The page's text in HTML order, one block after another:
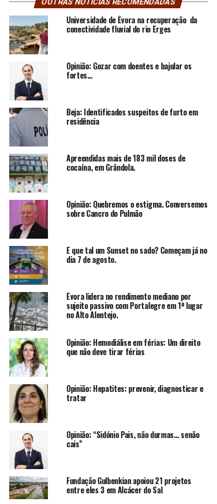
Universidade de Évora na recuperação da
conectividade fluvial do rio Erges
Opinião: Gozar com doentes e bajular os
fortes…
Beja: Identificados suspeitos de furto em
residência
Apreendidas mais de 183 mil doses de
cocaína, em Grândola.
Opinião: Quebremos o estigma. Conversemos
sobre Cancro do Pulmão
E que tal um Sunset no sado? Começam já no
dia 7 de agosto.
Évora lidera no rendimento mediano por
sujeito passivo com Portalegre em 1º lugar
no Alto Alentejo.
Opinião: Hemodiálise em férias: Um direito
que não deve tirar férias
Opinião: Hepatites: prevenir, diagnosticar e
tratar
Opinião: “Sidónio Pais, não durmas… senão
cais”
Fundação Gulbenkian apoiou 21 projetos
entre eles 3 em Alcácer do Sal